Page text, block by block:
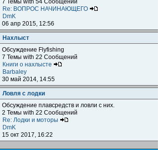
7 Темы with 54 Сообщений
Re: ВОПРОС НАЧИНАЮЩЕГО
DmK
06 апр 2015, 12:56
Нахлыст
Обсуждение Flyfishing
7 Темы with 22 Сообщений
Книги о нахлысте
Barbaley
30 май 2014, 14:55
Ловля с лодки
Обсуждение плавсредств и ловли с них.
2 Темы with 22 Сообщений
Re: Лодки и моторы
DmK
15 окт 2017, 16:22